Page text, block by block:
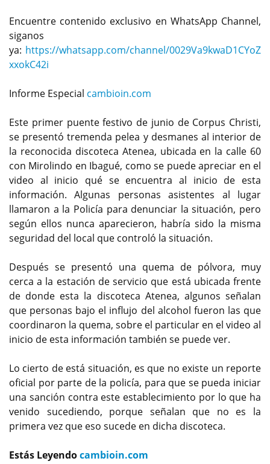
Encuentre contenido exclusivo en WhatsApp Channel,
siganos
ya: https://whatsapp.com/channel/0029Va9kwaD1CYoZ
xxokC42i
Informe Especial cambioin.com
Este primer puente festivo de junio de Corpus Christi,
se presentó tremenda pelea y desmanes al interior de
la reconocida discoteca Atenea, ubicada en la calle 60
con Mirolindo en Ibagué, como se puede apreciar en el
video al inicio qué se encuentra al inicio de esta
información. Algunas personas asistentes al lugar
llamaron a la Policía para denunciar la situación, pero
según ellos nunca aparecieron, habría sido la misma
seguridad del local que controló la situación.
Después se presentó una quema de pólvora, muy
cerca a la estación de servicio que está ubicada frente
de donde esta la discoteca Atenea, algunos señalan
que personas bajo el influjo del alcohol fueron las que
coordinaron la quema, sobre el particular en el video al
inicio de esta información también se puede ver.
Lo cierto de está situación, es que no existe un reporte
oficial por parte de la policía, para que se pueda iniciar
una sanción contra este establecimiento por lo que ha
venido sucediendo, porque señalan que no es la
primera vez que eso sucede en dicha discoteca.
Estás Leyendocambioin.com